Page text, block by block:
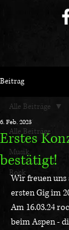
Beitrag
Alle Beiträge
Musik
Rock
Alle Beiträge
Erstes
bestätigt!
6. Feb. 2023
Wir freuen uns
ersten Gig im
Am 16.03.24
beim Aspen -